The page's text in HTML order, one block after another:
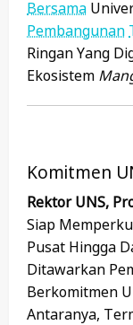
Bersama
Pembangunan
Ringan Yang
Ekosistem
Komitmen
Rektor UNS,
Siap
Pusat Hingga
Ditawarkan
Berkomitmen
Antaranya,